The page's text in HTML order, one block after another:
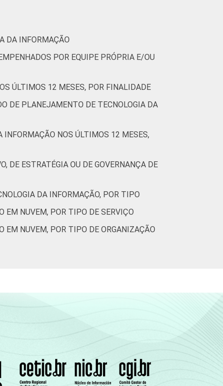
Pesquisa sobre o uso das
DA INFORMAÇÃO
POR EQUIPE PRÓPRIA E/OU
ÚLTIMOS 12 MESES, POR FINALIDADE
DE PLANEJAMENTO DE TECNOLOGIA DA
INFORMAÇÃO NOS ÚLTIMOS 12 MESES,
DE ESTRATÉGIA OU DE GOVERNANÇA DE
DA INFORMAÇÃO, POR TIPO
EM NUVEM, POR TIPO DE SERVIÇO
EM NUVEM, POR TIPO DE ORGANIZAÇÃO